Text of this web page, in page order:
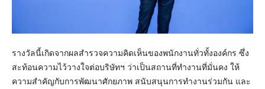
รางวัลนี้เกิดจากผลสำรวจความคิดเห็นของพนักงานทั่วทั้งองค์กร ซึ่ง
สะท้อนความไว้วางใจต่อบริษัทฯ ว่าเป็นสถานที่ทำงานที่มั่นคง ให้
ความสำคัญกับการพัฒนาศักยภาพ สนับสนุนการทำงานร่วมกัน และ